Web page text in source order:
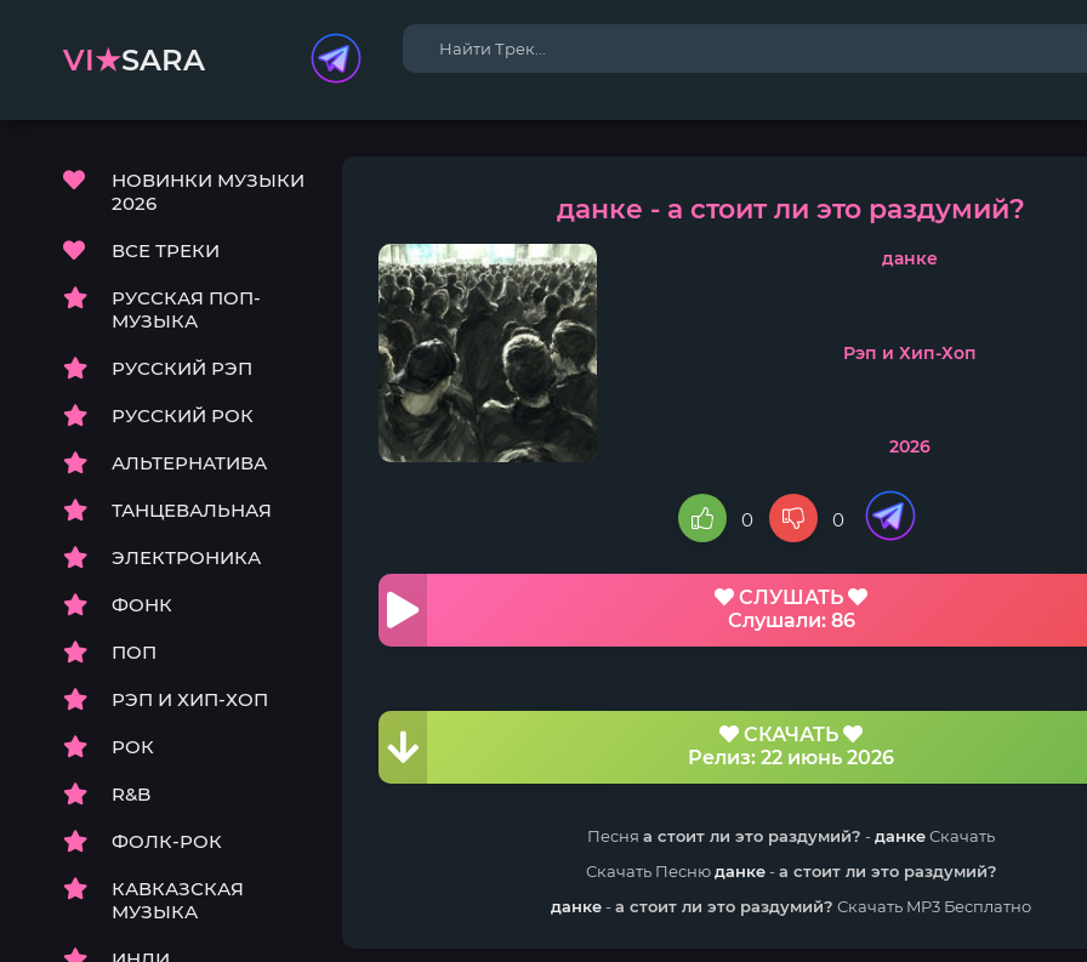
VI★SARA
НОВИНКИ МУЗЫКИ
2026
ВСЕ ТРЕКИ
РУССКАЯ ПОП-
МУЗЫКА
РУССКИЙ РЭП
РУССКИЙ РОК
АЛЬТЕРНАТИВА
ТАНЦЕВАЛЬНАЯ
ЭЛЕКТРОНИКА
ФОНК
ПОП
РЭП И ХИП-ХОП
РОК
R&B
ФОЛК-РОК
КАВКАЗСКАЯ
МУЗЫКА
данке - а стоит ли это раздумий?
данке
Рэп и Хип-Хоп
2026
0 0
СЛУШАТЬ
Слушали: 86
СКАЧАТЬ
Релиз: 22 июнь 2026
Песня а стоит ли это раздумий? -данкеСкачать
Скачать Песнюданке-а стоит ли это раздумий?
данке-а стоит ли это раздумий? Скачать MP3 Бесплатно